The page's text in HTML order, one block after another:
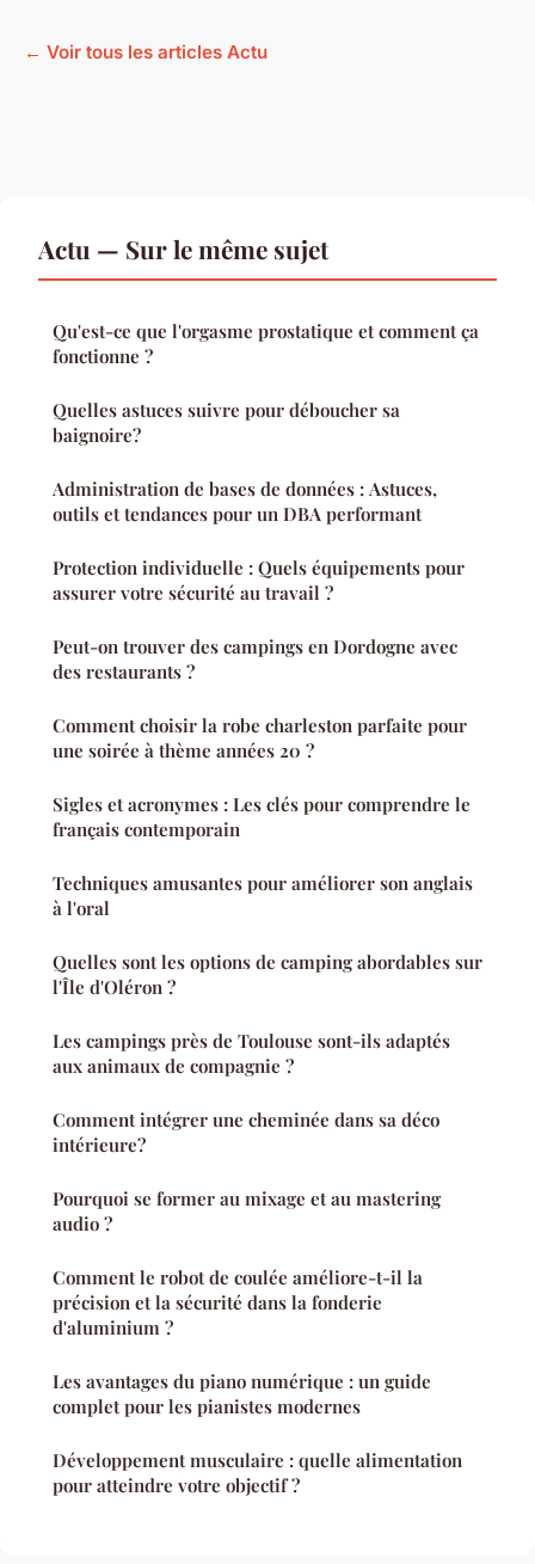
← Voir tous les articles Actu
Actu — Sur le même sujet
Qu'est-ce que l'orgasme prostatique et comment ça
fonctionne ?
Quelles astuces suivre pour déboucher sa
baignoire?
Administration de bases de données : Astuces,
outils et tendances pour un DBA performant
Protection individuelle : Quels équipements pour
assurer votre sécurité au travail ?
Peut-on trouver des campings en Dordogne avec
des restaurants ?
Comment choisir la robe charleston parfaite pour
une soirée à thème années 20 ?
Sigles et acronymes : Les clés pour comprendre le
français contemporain
Techniques amusantes pour améliorer son anglais
à l'oral
Quelles sont les options de camping abordables sur
l'Île d'Oléron ?
Les campings près de Toulouse sont-ils adaptés
aux animaux de compagnie ?
Comment intégrer une cheminée dans sa déco
intérieure?
Pourquoi se former au mixage et au mastering
audio ?
Comment le robot de coulée améliore-t-il la
précision et la sécurité dans la fonderie
d'aluminium ?
Les avantages du piano numérique : un guide
complet pour les pianistes modernes
Développement musculaire : quelle alimentation
pour atteindre votre objectif ?